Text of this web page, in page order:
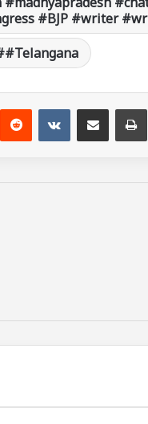
#BJP #writer
#Telangana
VKontakte